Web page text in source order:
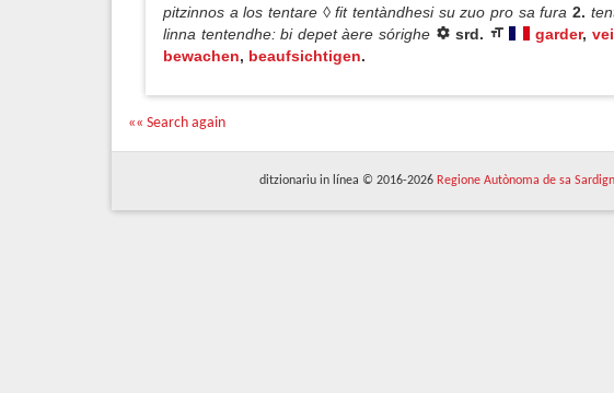
pitzinnos a los tentare ◊ fit tentàndhesi su zuo pro sa fura 2.
linna tentendhe: bi depet àere sórighe
srd. garder,
bewachen, beaufsichtigen.
«« Search again
ditzionariu in línea © 2016-2026 Regione Autònoma de sa